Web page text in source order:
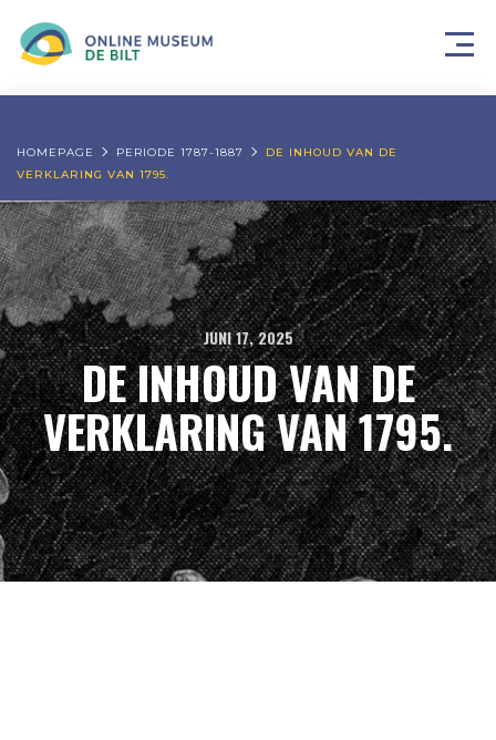
HOMEPAGE PERIODE 1787-1887
DE INHOUD VAN DE
VERKLARING VAN 1795.
JUNI 17, 2025
DE INHOUD VAN DE
VERKLARING VAN 1795.